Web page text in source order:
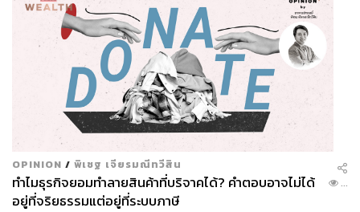
OPINION / พิเชฐ เจียรมณีทวีสิน
ทำไมธุรกิจยอมทำลายสินค้าที่บริจาคได้? คำตอบอาจไม่ได้
อยู่ที่จริยธรรมแต่อยู่ที่ระบบภาษี
...